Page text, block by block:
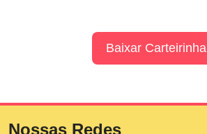
Baixar Carteirinha
Nossas Redes